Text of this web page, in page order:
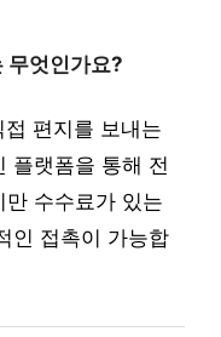
무엇인가요?
편지를 보내는
플랫폼을 통해 전
수수료가 있는
인 접촉이 가능합